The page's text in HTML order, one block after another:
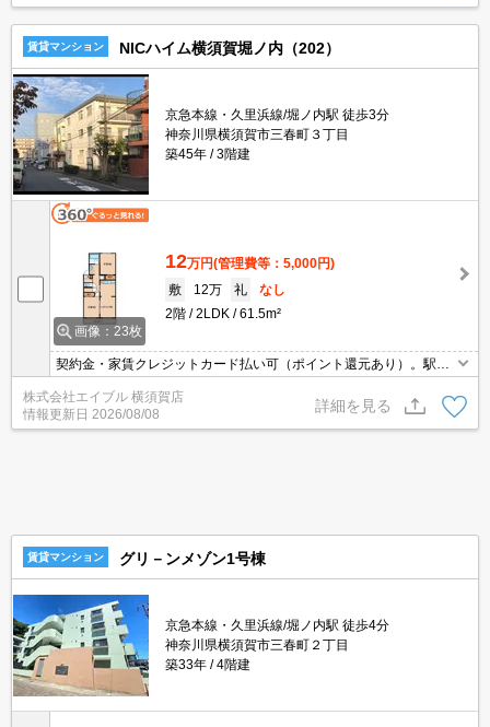
賃貸マンション NICハイム横須賀堀ノ内（202）
京急本線・久里浜線/堀ノ内駅 徒歩3分
神奈川県横須賀市三春町３丁目
築45年
3階建
画像：23枚
12万円(管理費等：5,000円)
敷
12万 礼
なし
2階
2LDK 61.5m²
契約金・家賃クレジットカード払い可（ポイント還元あり）。駅ま
優しい住環境。分譲賃貸。エアコン3基付き。
株式会社エイブル 横須賀店
情報更新日 2026/08/08
詳細を見る
賃貸マンション グリ－ンメゾン1号棟
京急本線・久里浜線/堀ノ内駅 徒歩4分
神奈川県横須賀市三春町２丁目
築33年
4階建